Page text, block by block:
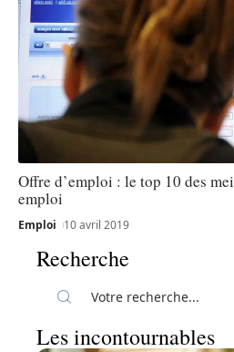
Offre d’emploi : le top 10 des
emploi
Emploi 10 avril 2019
Recherche
Les incontournables